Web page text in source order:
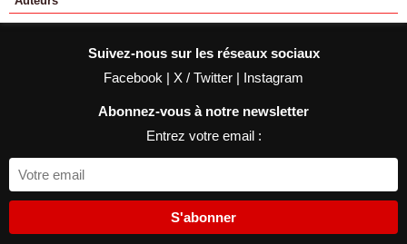
Suivez-nous sur les réseaux sociaux
Facebook | X / Twitter | Instagram
Abonnez-vous à notre newsletter
Entrez votre email :
S'abonner